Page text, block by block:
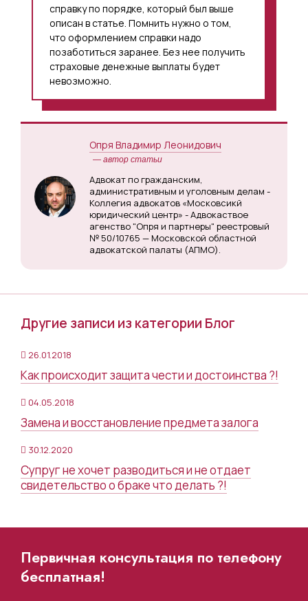
справку по порядке, который был выше
описан в статье. Помнить нужно о том,
что оформлением справки надо
позаботиться заранее. Без нее получить
страховые денежные выплаты будет
невозможно.
Опря Владимир Леонидович
— автор статьи
Адвокат по гражданским,
административным и уголовным делам -
Коллегия адвокатов «Московсикй
юридический центр» - Адвокаствое
агенство "Опря и партнеры" реестровый
№ 50/10765 — Московской областной
адвокатской палаты (АПМО).
Другие записи из категории Блог
26.01.2018
Как происходит защита чести и достоинства ?!
04.05.2018
Замена и восстановление предмета залога
30.12.2020
Супруг не хочет разводиться и не отдает
свидетельство о браке что делать ?!
Первичная консультация по телефону
бесплатная!